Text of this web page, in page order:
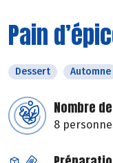
Pain
Dessert Automne
Nombre
8